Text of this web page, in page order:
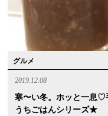
グルメ
2019.12.08
寒〜い冬。ホッと一息♡
うちごはんシリーズ★